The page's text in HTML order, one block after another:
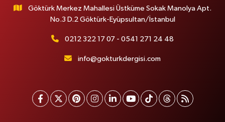
Göktürk Merkez Mahallesi Üstküme Sokak Manolya Apt.
No.3 D.2 Göktürk-Eyüpsultan/İstanbul
0212 322 17 07 - 0541 271 24 48
info@gokturkdergisi.com